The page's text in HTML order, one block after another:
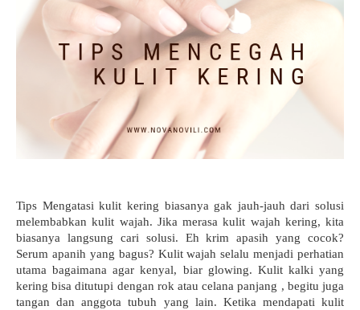
Tips Mengatasi kulit kering biasanya gak jauh-jauh dari solusi
melembabkan kulit wajah. Jika merasa kulit wajah kering, kita
biasanya langsung cari solusi. Eh krim apasih yang cocok?
Serum apanih yang bagus? Kulit wajah selalu menjadi perhatian
utama bagaimana agar kenyal, biar glowing. Kulit kalki yang
kering bisa ditutupi dengan rok atau celana panjang , begitu juga
tangan dan anggota tubuh yang lain. Ketika mendapati kulit